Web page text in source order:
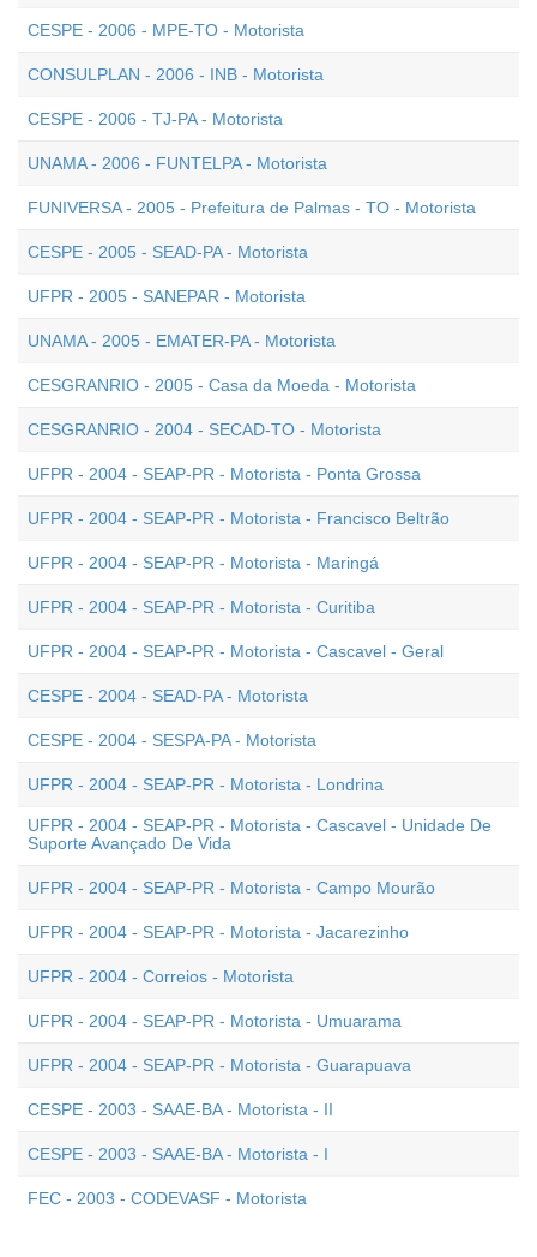
CESPE - 2006 - MPE-TO - Motorista
CONSULPLAN - 2006 - INB - Motorista
CESPE - 2006 - TJ-PA - Motorista
UNAMA - 2006 - FUNTELPA - Motorista
FUNIVERSA - 2005 - Prefeitura de Palmas - TO - Motorista
CESPE - 2005 - SEAD-PA - Motorista
UFPR - 2005 - SANEPAR - Motorista
UNAMA - 2005 - EMATER-PA - Motorista
CESGRANRIO - 2005 - Casa da Moeda - Motorista
CESGRANRIO - 2004 - SECAD-TO - Motorista
UFPR - 2004 - SEAP-PR - Motorista - Ponta Grossa
UFPR - 2004 - SEAP-PR - Motorista - Francisco Beltrão
UFPR - 2004 - SEAP-PR - Motorista - Maringá
UFPR - 2004 - SEAP-PR - Motorista - Curitiba
UFPR - 2004 - SEAP-PR - Motorista - Cascavel - Geral
CESPE - 2004 - SEAD-PA - Motorista
CESPE - 2004 - SESPA-PA - Motorista
UFPR - 2004 - SEAP-PR - Motorista - Londrina
UFPR - 2004 - SEAP-PR - Motorista - Cascavel - Unidade De
Suporte Avançado De Vida
UFPR - 2004 - SEAP-PR - Motorista - Campo Mourão
UFPR - 2004 - SEAP-PR - Motorista - Jacarezinho
UFPR - 2004 - Correios - Motorista
UFPR - 2004 - SEAP-PR - Motorista - Umuarama
UFPR - 2004 - SEAP-PR - Motorista - Guarapuava
CESPE - 2003 - SAAE-BA - Motorista - II
CESPE - 2003 - SAAE-BA - Motorista - I
FEC - 2003 - CODEVASF - Motorista